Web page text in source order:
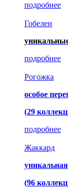
подробнее
Гобелен
подробнее
Рогожка
особое
(29
подробнее
Жаккард
(96